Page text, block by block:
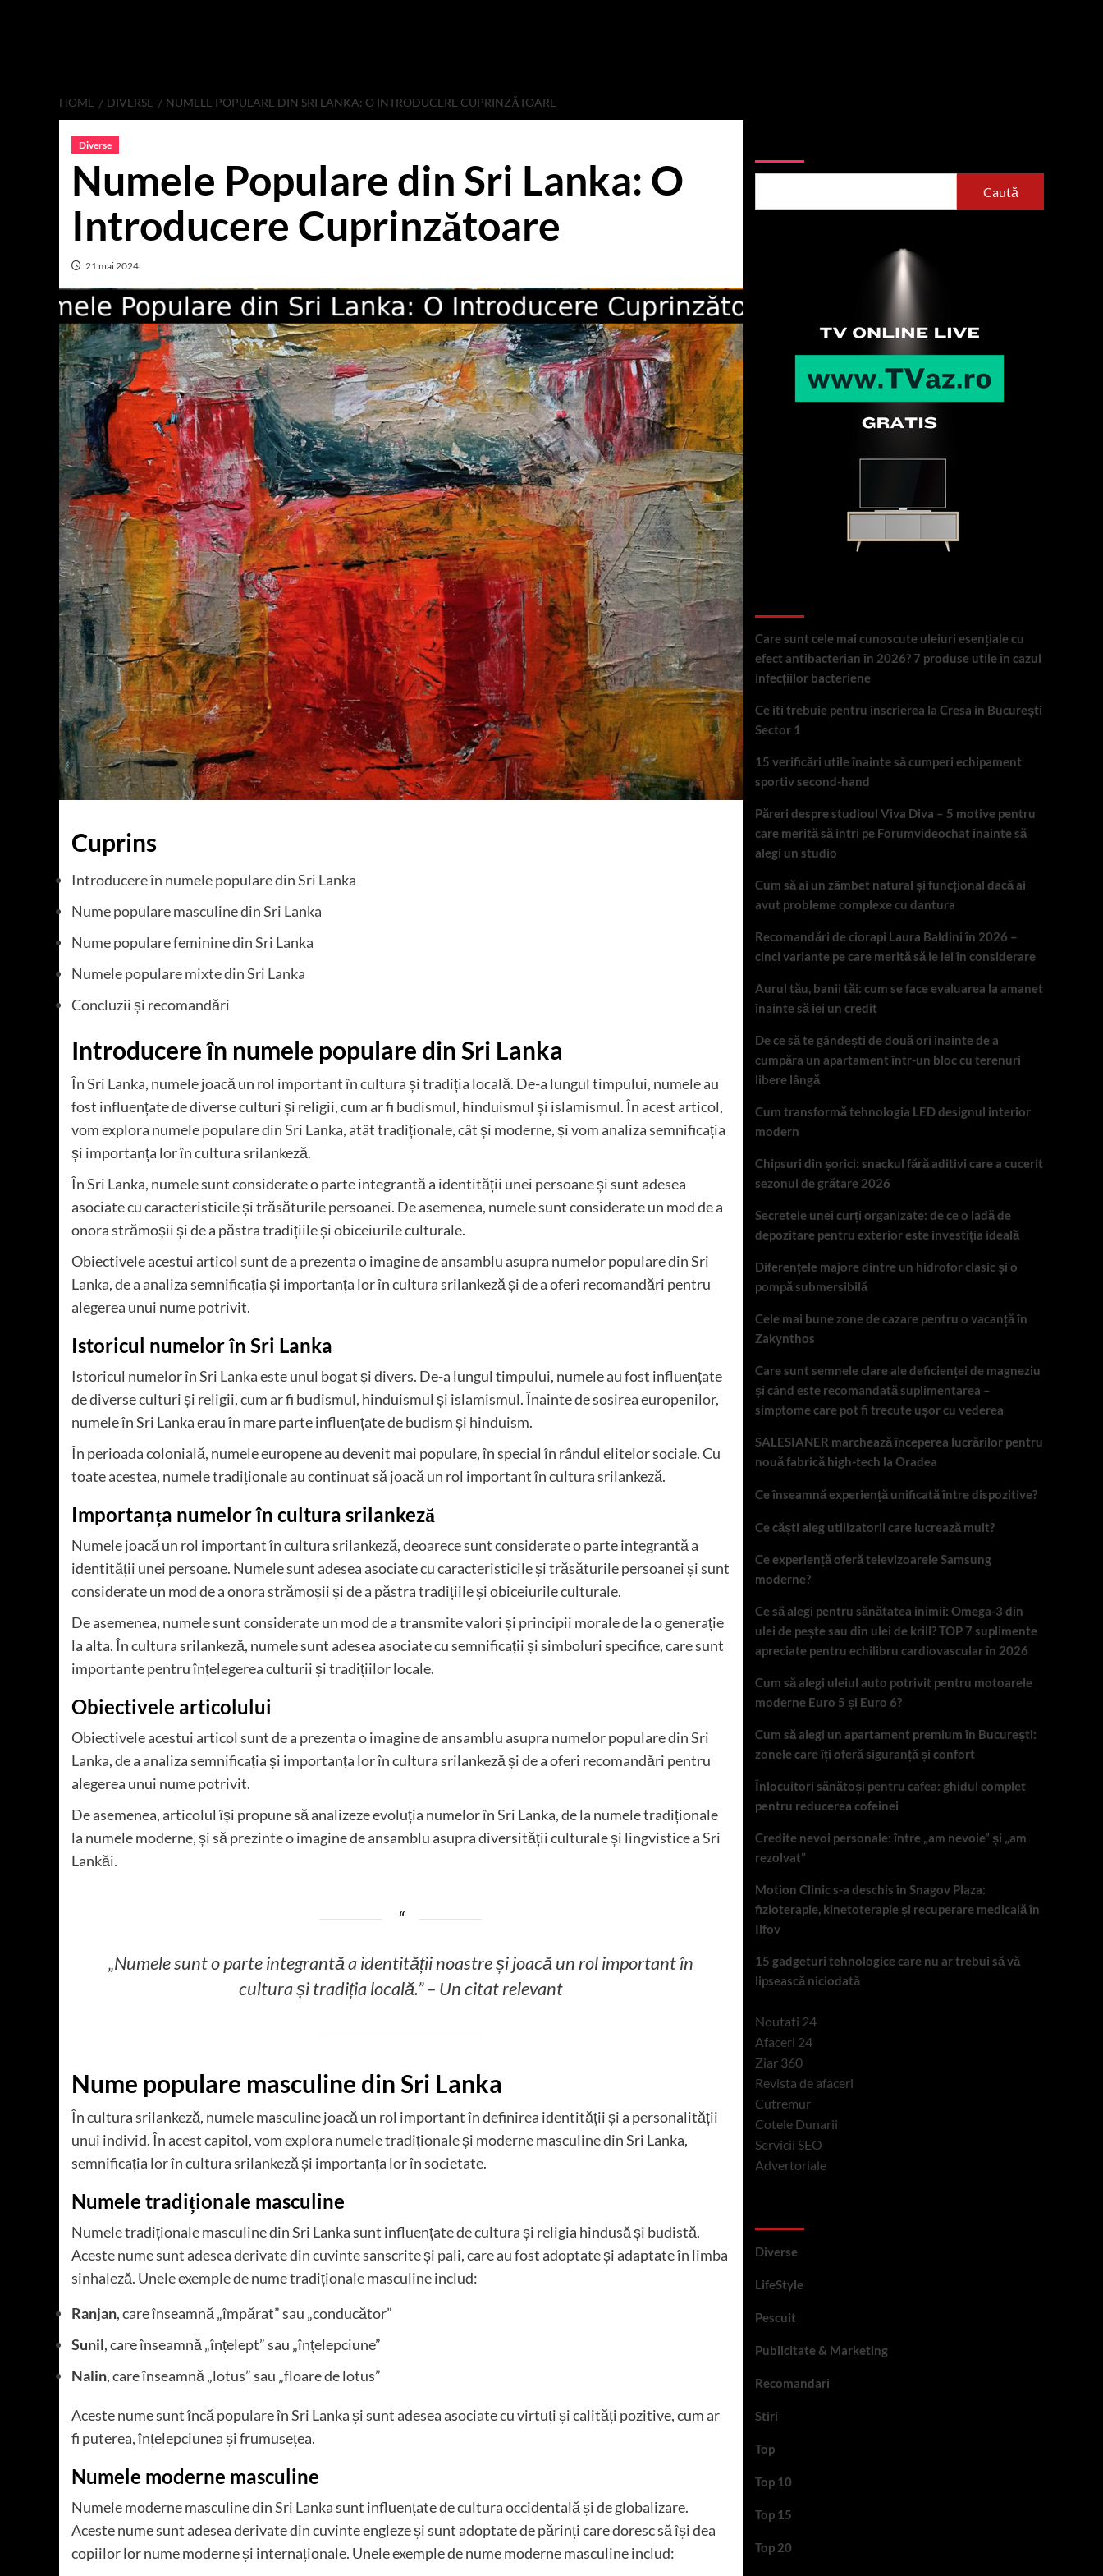
HOME DIVERSE NUMELE POPULARE DIN SRI LANKA: O INTRODUCERE CUPRINZĂTOARE
Diverse
Numele Populare din Sri Lanka: O
Introducere Cuprinzătoare
21 mai 2024
Cuprins
Introducere în numele populare din Sri Lanka
Nume populare masculine din Sri Lanka
Nume populare feminine din Sri Lanka
Numele populare mixte din Sri Lanka
Concluzii și recomandări
Introducere în numele populare din Sri Lanka
În Sri Lanka, numele joacă un rol important în cultura și tradiția locală. De-a lungul timpului, numele au
fost influențate de diverse culturi și religii, cum ar fi budismul, hinduismul și islamismul. În acest articol,
vom explora numele populare din Sri Lanka, atât tradiționale, cât și moderne, și vom analiza semnificația
și importanța lor în cultura srilankeză.
În Sri Lanka, numele sunt considerate o parte integrantă a identității unei persoane și sunt adesea
asociate cu caracteristicile și trăsăturile persoanei. De asemenea, numele sunt considerate un mod de a
onora strămoșii și de a păstra tradițiile și obiceiurile culturale.
Obiectivele acestui articol sunt de a prezenta o imagine de ansamblu asupra numelor populare din Sri
Lanka, de a analiza semnificația și importanța lor în cultura srilankeză și de a oferi recomandări pentru
alegerea unui nume potrivit.
Istoricul numelor în Sri Lanka
Istoricul numelor în Sri Lanka este unul bogat și divers. De-a lungul timpului, numele au fost influențate
de diverse culturi și religii, cum ar fi budismul, hinduismul și islamismul. Înainte de sosirea europenilor,
numele în Sri Lanka erau în mare parte influențate de budism și hinduism.
În perioada colonială, numele europene au devenit mai populare, în special în rândul elitelor sociale. Cu
toate acestea, numele tradiționale au continuat să joacă un rol important în cultura srilankeză.
Importanța numelor în cultura srilankeză
Numele joacă un rol important în cultura srilankeză, deoarece sunt considerate o parte integrantă a
identității unei persoane. Numele sunt adesea asociate cu caracteristicile și trăsăturile persoanei și sunt
considerate un mod de a onora strămoșii și de a păstra tradițiile și obiceiurile culturale.
De asemenea, numele sunt considerate un mod de a transmite valori și principii morale de la o generație
la alta. În cultura srilankeză, numele sunt adesea asociate cu semnificații și simboluri specifice, care sunt
importante pentru înțelegerea culturii și tradițiilor locale.
Obiectivele articolului
Obiectivele acestui articol sunt de a prezenta o imagine de ansamblu asupra numelor populare din Sri
Lanka, de a analiza semnificația și importanța lor în cultura srilankeză și de a oferi recomandări pentru
alegerea unui nume potrivit.
De asemenea, articolul își propune să analizeze evoluția numelor în Sri Lanka, de la numele tradiționale
la numele moderne, și să prezinte o imagine de ansamblu asupra diversității culturale și lingvistice a Sri
Lankăi.
„Numele sunt o parte integrantă a identității noastre și joacă un rol important în
cultura și tradiția locală.” – Un citat relevant
Nume populare masculine din Sri Lanka
În cultura srilankeză, numele masculine joacă un rol important în definirea identității și a personalității
unui individ. În acest capitol, vom explora numele tradiționale și moderne masculine din Sri Lanka,
semnificația lor în cultura srilankeză și importanța lor în societate.
Numele tradiționale masculine
Numele tradiționale masculine din Sri Lanka sunt influențate de cultura și religia hindusă și budistă.
Aceste nume sunt adesea derivate din cuvinte sanscrite și pali, care au fost adoptate și adaptate în limba
sinhaleză. Unele exemple de nume tradiționale masculine includ:
Ranjan, care înseamnă „împărat” sau „conducător”
Sunil, care înseamnă „înțelept” sau „înțelepciune”
Nalin, care înseamnă „lotus” sau „floare de lotus”
Aceste nume sunt încă populare în Sri Lanka și sunt adesea asociate cu virtuți și calități pozitive, cum ar
fi puterea, înțelepciunea și frumusețea.
Numele moderne masculine
Numele moderne masculine din Sri Lanka sunt influențate de cultura occidentală și de globalizare.
Aceste nume sunt adesea derivate din cuvinte engleze și sunt adoptate de părinți care doresc să își dea
copiilor lor nume moderne și internaționale. Unele exemple de nume moderne masculine includ:
Caută
Care sunt cele mai cunoscute uleiuri esențiale cu
efect antibacterian în 2026? 7 produse utile în cazul
infecțiilor bacteriene
Ce iti trebuie pentru inscrierea la Cresa in București
Sector 1
15 verificări utile înainte să cumperi echipament
sportiv second-hand
Păreri despre studioul Viva Diva – 5 motive pentru
care merită să intri pe Forumvideochat înainte să
alegi un studio
Cum să ai un zâmbet natural și funcțional dacă ai
avut probleme complexe cu dantura
Recomandări de ciorapi Laura Baldini în 2026 –
cinci variante pe care merită să le iei în considerare
Aurul tău, banii tăi: cum se face evaluarea la amanet
înainte să iei un credit
De ce să te gândești de două ori înainte de a
cumpăra un apartament într-un bloc cu terenuri
libere lângă
Cum transformă tehnologia LED designul interior
modern
Chipsuri din șorici: snackul fără aditivi care a cucerit
sezonul de grătare 2026
Secretele unei curți organizate: de ce o ladă de
depozitare pentru exterior este investiția ideală
Diferențele majore dintre un hidrofor clasic și o
pompă submersibilă
Cele mai bune zone de cazare pentru o vacanță în
Zakynthos
Care sunt semnele clare ale deficienței de magneziu
și când este recomandată suplimentarea –
simptome care pot fi trecute ușor cu vederea
SALESIANER marchează începerea lucrărilor pentru
nouă fabrică high-tech la Oradea
Ce înseamnă experiență unificată între dispozitive?
Ce căști aleg utilizatorii care lucrează mult?
Ce experiență oferă televizoarele Samsung
moderne?
Ce să alegi pentru sănătatea inimii: Omega-3 din
ulei de pește sau din ulei de krill? TOP 7 suplimente
apreciate pentru echilibru cardiovascular în 2026
Cum să alegi uleiul auto potrivit pentru motoarele
moderne Euro 5 și Euro 6?
Cum să alegi un apartament premium în București:
zonele care îți oferă siguranță și confort
Înlocuitori sănătoși pentru cafea: ghidul complet
pentru reducerea cofeinei
Credite nevoi personale: între „am nevoie” și „am
rezolvat”
Motion Clinic s-a deschis în Snagov Plaza:
fizioterapie, kinetoterapie și recuperare medicală în
Ilfov
15 gadgeturi tehnologice care nu ar trebui să vă
lipsească niciodată
Noutati 24
Afaceri 24
Ziar 360
Revista de afaceri
Cutremur
Cotele Dunarii
Servicii SEO
Advertoriale
Diverse
LifeStyle
Pescuit
Publicitate & Marketing
Recomandari
Stiri
Top
Top 10
Top 15
Top 20